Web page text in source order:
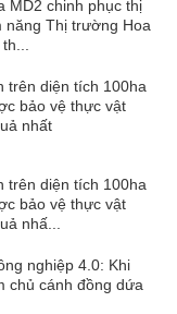
MD2 chinh phục thị
năng Thị trường Hoa
trên diện tích 100ha
bảo vệ thực vật
nhất
trên diện tích 100ha
bảo vệ thực vật
nhấ...
nghiệp 4.0: Khi
chủ cánh đồng dứa